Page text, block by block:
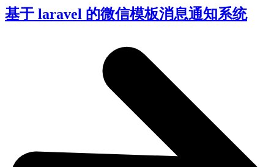
基于 laravel 的微信模板消息通知系统